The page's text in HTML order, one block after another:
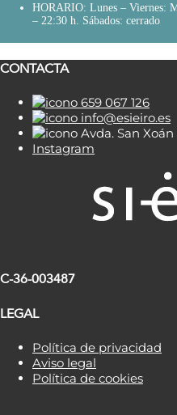
HORARIO: Lunes – Viernes:
– 22:30 h. Sábados: cerrado
CONTACTA
659 067 126
info@esieiro.es
Avda. San
Instagram
C-36-003487
LEGAL
Política de privacidad
Aviso legal
Política de cookies